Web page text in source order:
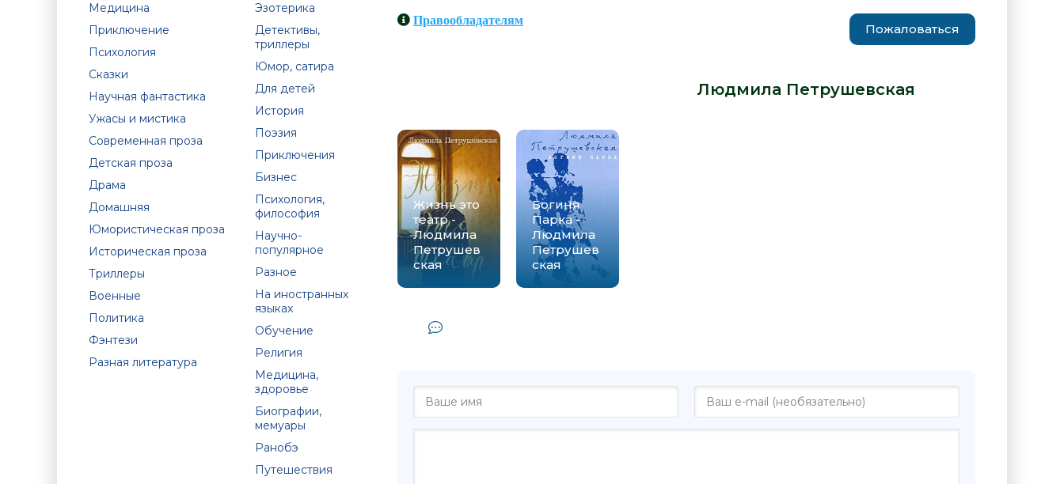
Медицина
Приключение
Психология
Сказки
Научная фантастика
Ужасы и мистика
Современная проза
Детская проза
Драма
Домашняя
Юмористическая проза
Историческая проза
Триллеры
Военные
Политика
Фэнтези
Разная литература
Эзотерика
Детективы,
триллеры
Юмор, сатира
Для детей
История
Поэзия
Приключения
Бизнес
Психология,
философия
Научно-
популярное
Разное
На иностранных
языках
Обучение
Религия
Медицина,
здоровье
Биографии,
мемуары
Ранобэ
Путешествия
Правообладателям
Пожаловаться
Петрушевская» от автора -Людмила Петрушевская
Жизнь это
театр -
Людмила
Петрушев
ская
Богиня
Парка -
Людмила
Петрушев
ская